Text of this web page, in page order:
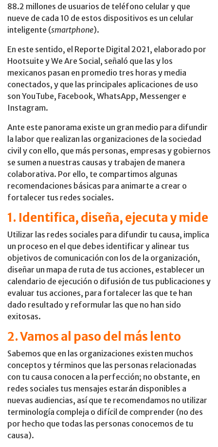
88.2 millones de usuarios de teléfono celular y que
nueve de cada 10 de estos dispositivos es un celular
inteligente (smartphone).
En este sentido, el Reporte Digital 2021, elaborado por
Hootsuite y We Are Social, señaló que las y los
mexicanos pasan en promedio tres horas y media
conectados, y que las principales aplicaciones de uso
son YouTube, Facebook, WhatsApp, Messenger e
Instagram.
Ante este panorama existe un gran medio para difundir
la labor que realizan las organizaciones de la sociedad
civil y con ello, que más personas, empresas y gobiernos
se sumen a nuestras causas y trabajen de manera
colaborativa. Por ello, te compartimos algunas
recomendaciones básicas para animarte a crear o
fortalecer tus redes sociales.
1. Identifica, diseña, ejecuta y mide
Utilizar las redes sociales para difundir tu causa, implica
un proceso en el que debes identificar y alinear tus
objetivos de comunicación con los de la organización,
diseñar un mapa de ruta de tus acciones, establecer un
calendario de ejecución o difusión de tus publicaciones y
evaluar tus acciones, para fortalecer las que te han
dado resultado y reformular las que no han sido
exitosas.
2. Vamos al paso del más lento
Sabemos que en las organizaciones existen muchos
conceptos y términos que las personas relacionadas
con tu causa conocen a la perfección; no obstante, en
redes sociales tus mensajes estarán disponibles a
nuevas audiencias, así que te recomendamos no utilizar
terminología compleja o difícil de comprender (no des
por hecho que todas las personas conocemos de tu
causa).